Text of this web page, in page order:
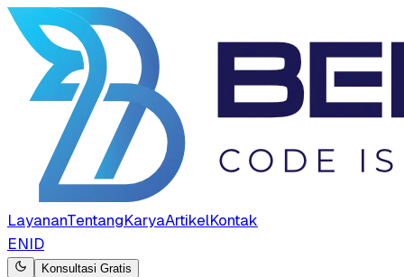
LayananTentangKaryaArtikelKontak
ENID
Konsultasi Gratis